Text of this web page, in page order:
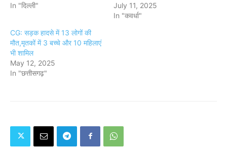
In "दिल्ली"
July 11, 2025
In "कवर्धा"
CG: सड़क हादसे में 13 लोगों की
मौत,मृतकों में 3 बच्चे और 10 महिलाएं
भी शामिल
May 12, 2025
In "छत्तीसगढ़"